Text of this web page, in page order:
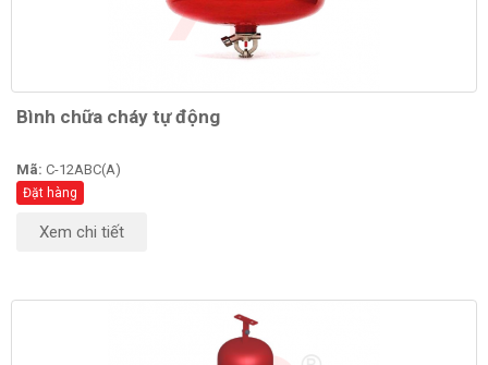
Bình chữa cháy tự động
Mã: C-12ABC(A)
Đặt hàng
Xem chi tiết